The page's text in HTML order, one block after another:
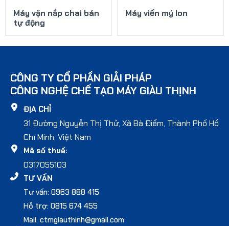
Máy vặn nắp chai bán
tự động
Máy viền mý lon
CÔNG TY CỔ PHẦN GIẢI PHÁP
CÔNG NGHỆ CHẾ TẠO MÁY GIÀU THỊNH
ĐỊA CHỈ
31 Đường Nguyễn Thị Thử, Xã Bà Điểm, Thành Phố Hồ
Chí Minh, Việt Nam
Mã số thuế:
0317055103
TƯ VẤN
Tư vấn: 0963 888 415
Hỗ trợ: 0815 674 455
Mail: ctmgiauthinh@gmail.com